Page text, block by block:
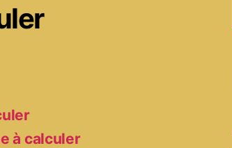
à calculer